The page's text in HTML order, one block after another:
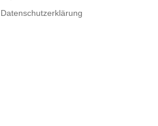
Datenschutzerklärung